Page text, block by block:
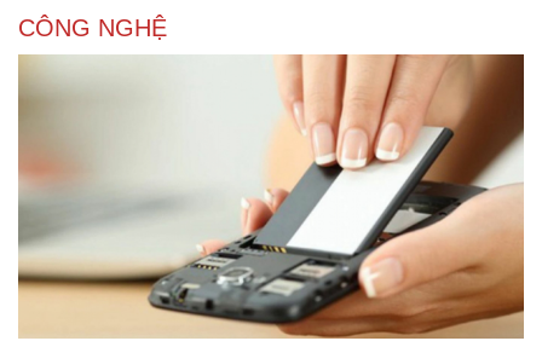
Dinh dưỡng - món ngon
Cây thuốc
Sản phụ khoa
Nhi khoa
Nam khoa
Làm đẹp - giảm cân
Đời sống
Nhà đẹp
Blog
Tình yêu - Gia đình
CÔNG NGHỆ